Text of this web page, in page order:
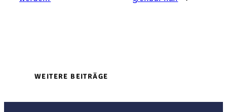
WEITERE BEITRÄGE